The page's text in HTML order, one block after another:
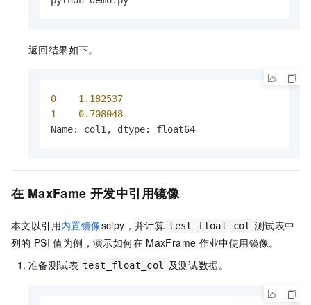
返回结果如下。
0
1.182537
1
0.708048
Name: col1, dtype: float64
在 MaxFame 开发中引用镜像
本文以引用内置镜像scipy，并计算 test_float_col
测试表中
列的 PSI 值为例，演示如何在 MaxFrame 作业中使用镜像。
准备测试表 test_float_col 及测试数据。